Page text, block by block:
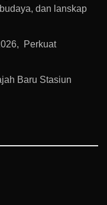
dan lanskap
Perkuat
Baru Stasiun